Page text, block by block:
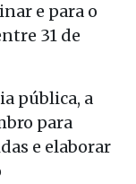
e para o
31 de
pública, a
para
e elaborar